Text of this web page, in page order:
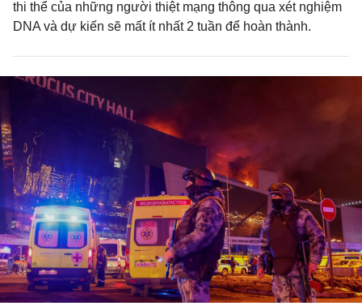
thi thể của những người thiệt mạng thông qua xét nghiệm
DNA và dự kiến sẽ mất ít nhất 2 tuần để hoàn thành.